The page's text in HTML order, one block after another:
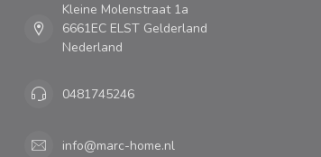
Kleine Molenstraat 1a
6661EC ELST Gelderland
Nederland
0481745246
info@marc-home.nl